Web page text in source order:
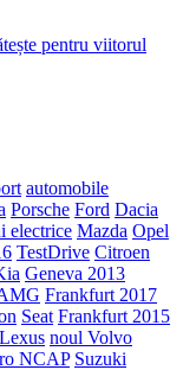
pentru viitorul
automobile
Porsche Ford Dacia
electrice Mazda Opel
TestDrive Citroen
Geneva 2013
Frankfurt 2017
Seat Frankfurt 2015
Lexus noul Volvo
NCAP Suzuki